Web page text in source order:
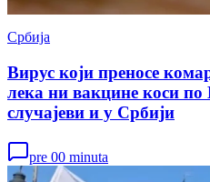
Србија
Вирус који преносе
лека ни вакцине коси
случајеви и у Србији
pre 00 minuta